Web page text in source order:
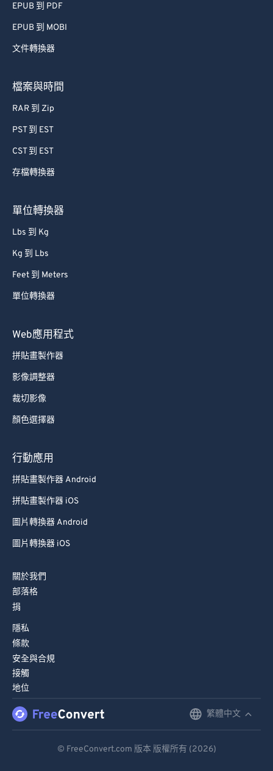
EPUB 到 PDF
EPUB 到 MOBI
文件轉換器
檔案與時間
RAR 到 Zip
PST 到 EST
CST 到 EST
存檔轉換器
單位轉換器
Lbs 到 Kg
Kg 到 Lbs
Feet 到 Meters
單位轉換器
Web應用程式
拼貼畫製作器
影像調整器
裁切影像
顏色選擇器
行動應用
拼貼畫製作器 Android
拼貼畫製作器 iOS
圖片轉換器 Android
圖片轉換器 iOS
關於我們
部落格
捐
隱私
條款
安全與合規
接觸
地位
繁體中文
© FreeConvert.com 版本 版權所有 (2026)